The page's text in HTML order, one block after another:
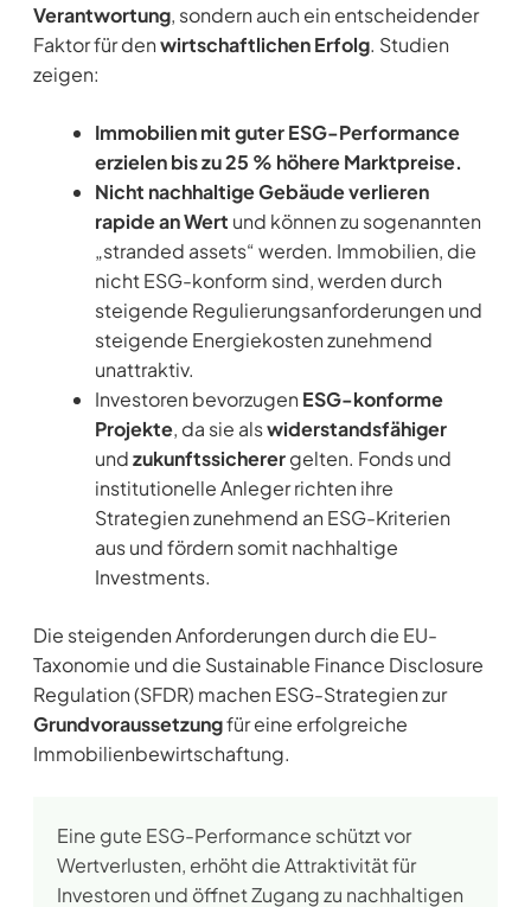
Verantwortung, sondern auch ein entscheidender
Faktor für denwirtschaftlichen Erfolg. Studien
zeigen:
Immobilien mit guter ESG-Performance
erzielen bis zu 25 % höhere Marktpreise.
Nicht nachhaltige Gebäude verlieren
rapide an Wert und können zu sogenannten
„stranded assets“ werden. Immobilien, die
nicht ESG-konform sind, werden durch
steigende Regulierungsanforderungen und
steigende Energiekosten zunehmend
unattraktiv.
Investoren bevorzugen ESG-konforme
Projekte, da sie alswiderstandsfähiger
undzukunftssicherergelten. Fonds und
institutionelle Anleger richten ihre
Strategien zunehmend an ESG-Kriterien
aus und fördern somit nachhaltige
Investments.
Die steigenden Anforderungen durch die EU-
Taxonomie und die Sustainable Finance Disclosure
Regulation (SFDR) machen ESG-Strategien zur
Grundvoraussetzungfür eine erfolgreiche
Immobilienbewirtschaftung.
Eine gute ESG-Performance schützt vor
Wertverlusten, erhöht die Attraktivität für
Investoren und öffnet Zugang zu nachhaltigen